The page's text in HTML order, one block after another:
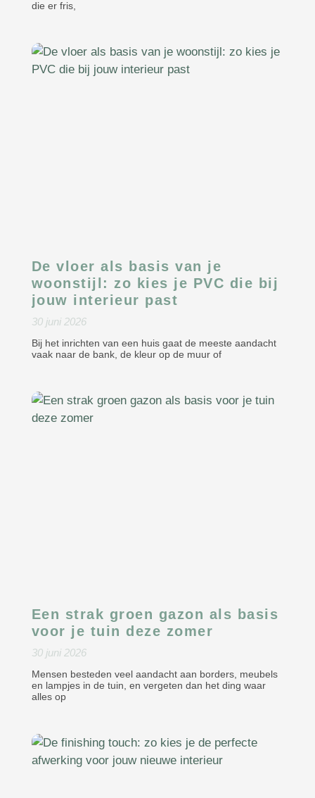
die er fris,
De vloer als basis van je
woonstijl: zo kies je PVC die bij
jouw interieur past
30 juni 2026
Bij het inrichten van een huis gaat de meeste aandacht
vaak naar de bank, de kleur op de muur of
Een strak groen gazon als basis
voor je tuin deze zomer
30 juni 2026
Mensen besteden veel aandacht aan borders, meubels
en lampjes in de tuin, en vergeten dan het ding waar
alles op